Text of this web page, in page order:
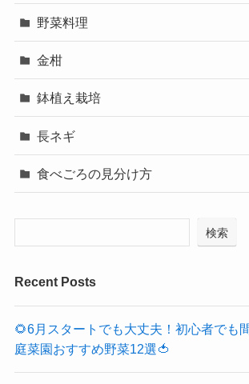
野菜料理
金柑
鉢植え栽培
長ネギ
食べごろの見分け方
検索
Recent Posts
🌻6月スタートでも大丈夫！初心者でも
庭菜園おすすめ野菜12選🍅